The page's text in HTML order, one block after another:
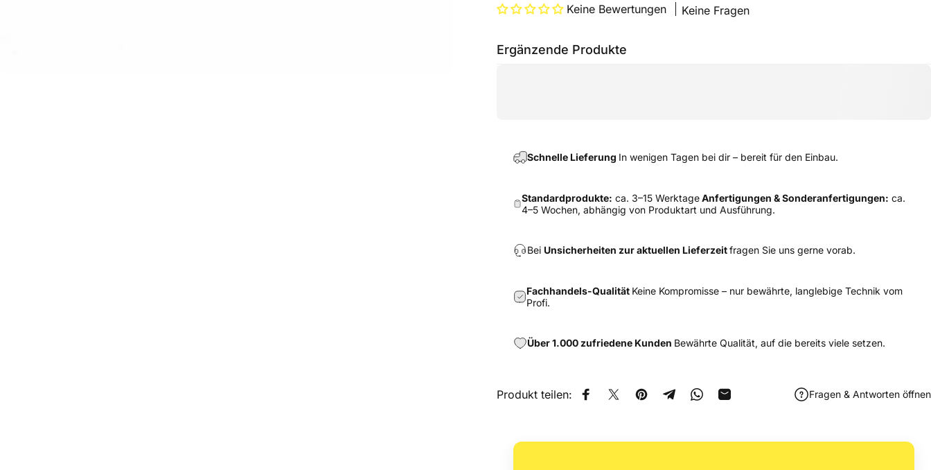
Keine Bewertungen Keine Fragen
Ergänzende Produkte
Schnelle Lieferung In wenigen Tagen bei dir – bereit für den Einbau.
Standardprodukte: ca. 3–15 WerktageAnfertigungen & Sonderanfertigungen: ca.
4–5 Wochen, abhängig von Produktart und Ausführung.
Bei Unsicherheiten zur aktuellen Lieferzeitfragen Sie uns gerne vorab.
Fachhandels-Qualität Keine Kompromisse – nur bewährte, langlebige Technik vom
Profi.
Über 1.000 zufriedene Kunden Bewährte Qualität, auf die bereits viele setzen.
Produkt teilen: Auf Facebook teilen
Auf X teilen
Auf Pinterest pinnen
Auf Telegram teilen
Auf WhatsApp teilen
Per E-Mail teilenFragen & Antworten öffnen